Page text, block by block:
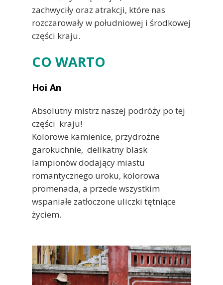
zachwyciły oraz atrakcji, które nas
rozczarowały w południowej i środkowej
części kraju.
CO WARTO
Hoi An
Absolutny mistrz naszej podróży po tej
części kraju!
Kolorowe kamienice, przydrożne
garokuchnie, delikatny blask
lampionów dodający miastu
romantycznego uroku, kolorowa
promenada, a przede wszystkim
wspaniałe zatłoczone uliczki tętniące
życiem.